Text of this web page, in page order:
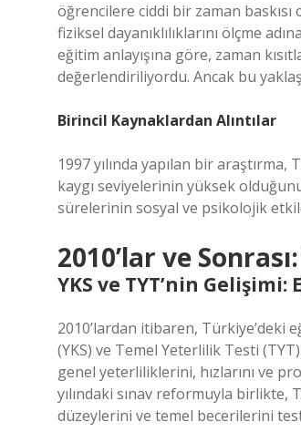
öğrencilere ciddi bir zaman
fiziksel dayanıklılıklarını ölçme
eğitim anlayışına göre, zaman
değerlendiriliyordu. Ancak bu
Birincil Kaynaklardan Alıntılar
1997 yılında yapılan bir araştırma,
kaygı seviyelerinin yüksek
sürelerinin sosyal ve psikolojik
2010’lar ve
YKS ve TYT’nin
2010’lardan itibaren, Türkiye’deki
(YKS) ve Temel Yeterlilik Testi
genel yeterliliklerini, hızlarını ve
yılındaki sınav reformuyla
düzeylerini ve temel becerilerini